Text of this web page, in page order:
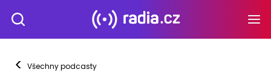
< Všechny podcasty